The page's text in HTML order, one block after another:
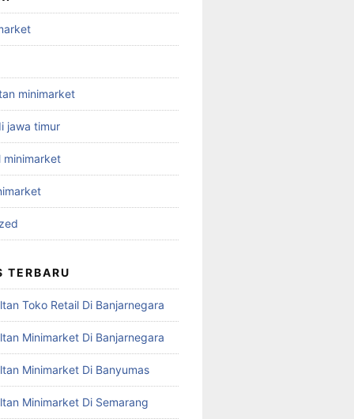
minimarket
jawa timur
minimarket
TERBARU
Toko Retail Di Banjarnegara
Minimarket Di Banjarnegara
Minimarket Di Banyumas
Minimarket Di Semarang